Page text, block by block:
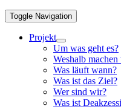
Toggle Navigation
Projekt
Um was geht es?
Weshalb machen
Was läuft wann?
Was ist das Ziel?
Wer sind wir?
Was ist